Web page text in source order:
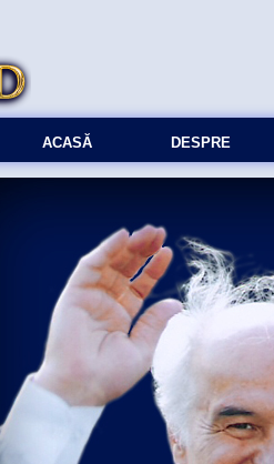
ACASĂ DESPRE